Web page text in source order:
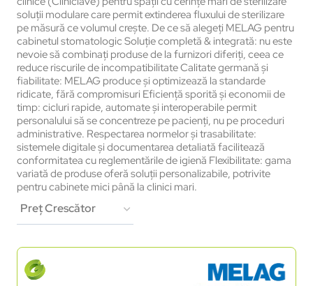
soluții modulare care permit extinderea fluxului de sterilizare
pe măsură ce volumul crește. De ce să alegeți MELAG pentru
cabinetul stomatologic Soluție completă & integrată: nu este
nevoie să combinați produse de la furnizori diferiți, ceea ce
reduce riscurile de incompatibilitate Calitate germană și
fiabilitate: MELAG produce și optimizează la standarde
ridicate, fără compromisuri Eficiență sporită și economii de
timp: cicluri rapide, automate și interoperabile permit
personalului să se concentreze pe pacienți, nu pe proceduri
administrative. Respectarea normelor și trasabilitate:
sistemele digitale și documentarea detaliată facilitează
conformitatea cu reglementările de igienă Flexibilitate: gama
variată de produse oferă soluții personalizabile, potrivite
pentru cabinete mici până la clinici mari.